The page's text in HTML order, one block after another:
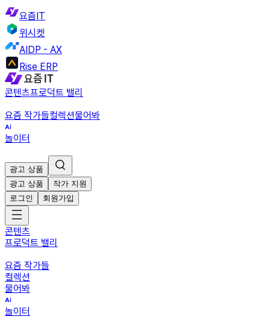
요즘IT
위시켓
AIDP - AX
Rise ERP
콘텐츠프로덕트 밸리
요즘 작가들컬렉션물어봐
놀이터
광고 상품
광고 상품
작가 지원
로그인
회원가입
콘텐츠
프로덕트 밸리
요즘 작가들
컬렉션
물어봐
놀이터